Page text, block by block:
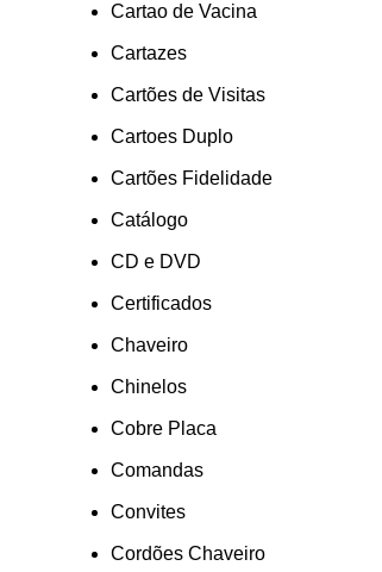
Cartao de Vacina
Cartazes
Cartões de Visitas
Cartoes Duplo
Cartões Fidelidade
Catálogo
CD e DVD
Certificados
Chaveiro
Chinelos
Cobre Placa
Comandas
Convites
Cordões Chaveiro